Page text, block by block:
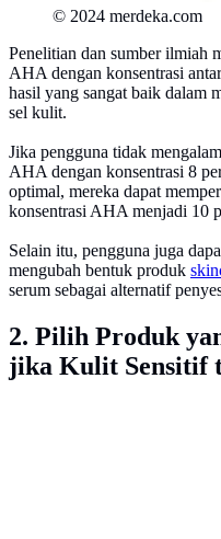
© 2024 merdeka.com
Penelitian dan sumber ilmiah
AHA dengan konsentrasi
hasil yang sangat baik dalam
sel kulit.
Jika pengguna tidak
AHA dengan konsentrasi 8
optimal, mereka dapat
konsentrasi AHA menjadi 10
Selain itu, pengguna juga
mengubah bentuk produk
serum sebagai alternatif
2. Pilih Produk
jika Kulit Sensitif